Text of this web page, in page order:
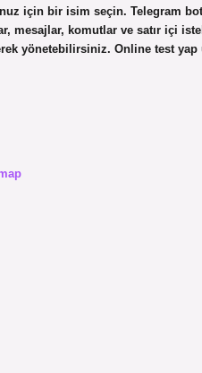
için bir isim seçin. Telegram
mesajlar, komutlar ve satır içi
yönetebilirsiniz. Online test